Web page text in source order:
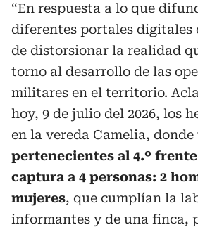
“En respuesta a lo que
diferentes portales digitales
de distorsionar la realidad
torno al desarrollo de las
militares en el territorio.
hoy, 9 de julio del 2026, los
en la vereda Camelia, donde
pertenecientes al 4.º
captura a 4 personas: 2
mujeres, que cumplían la
informantes y de una finca,